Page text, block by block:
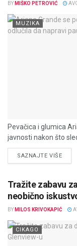
BY MIŠKO PETROVIĆ
MUZIKA
Pevačica i glumica
javnosti nakon što
SAZNAJTE VIŠE
Tražite zabavu
neobično
BY MILOS KRIVOKAPIĆ
CIKAGO